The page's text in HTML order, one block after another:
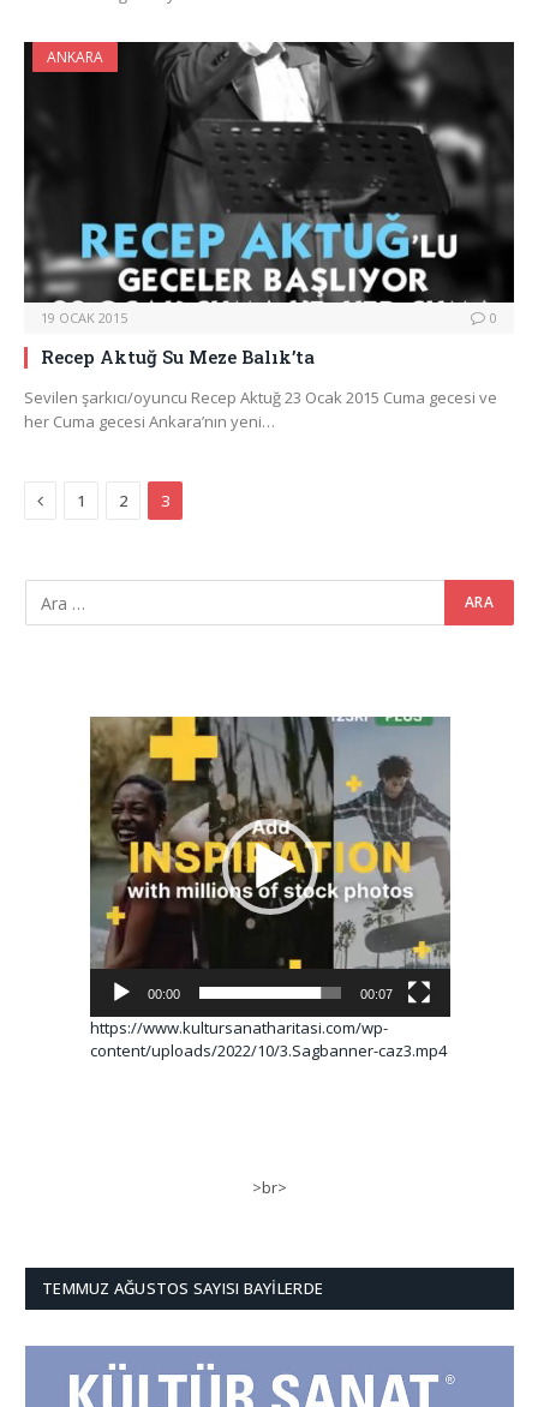
ANKARA
19 OCAK 2015 0
Recep Aktuğ Su Meze Balık’ta
Sevilen şarkıcı/oyuncu Recep Aktuğ 23 Ocak 2015 Cuma gecesi ve
her Cuma gecesi Ankara’nın yeni…
Previous
1 2 3
Video
oynatıcı
00:00 00:07
https://www.kultursanatharitasi.com/wp-
content/uploads/2022/10/3.Sagbanner-caz3.mp4
>br>
TEMMUZ AĞUSTOS SAYISI BAYILERDE